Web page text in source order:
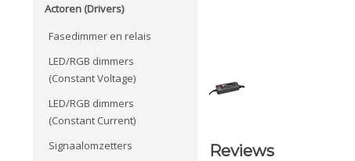
Actoren (Drivers)
Fasedimmer en relais
LED/RGB dimmers
(Constant Voltage)
LED/RGB dimmers
(Constant Current)
Signaalomzetters
Reviews